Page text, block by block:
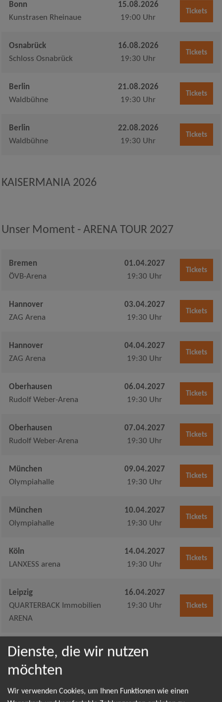
Bonn
Kunstrasen Rheinaue
15.08.2026
19:00 Uhr
Tickets
Osnabrück
Schloss Osnabrück
16.08.2026
19:30 Uhr
Tickets
Berlin
Waldbühne
21.08.2026
19:30 Uhr
Tickets
Berlin
Waldbühne
22.08.2026
19:30 Uhr
Tickets
KAISERMANIA 2026
Unser Moment - ARENA TOUR 2027
Bremen
ÖVB-Arena
01.04.2027
19:30 Uhr
Tickets
Hannover
ZAG Arena
03.04.2027
19:30 Uhr
Tickets
Hannover
ZAG Arena
04.04.2027
19:30 Uhr
Tickets
Oberhausen
Rudolf Weber-Arena
06.04.2027
19:30 Uhr
Tickets
Oberhausen
Rudolf Weber-Arena
07.04.2027
19:30 Uhr
Tickets
München
Olympiahalle
09.04.2027
19:30 Uhr
Tickets
München
Olympiahalle
10.04.2027
19:30 Uhr
Tickets
Köln
LANXESS arena
14.04.2027
19:30 Uhr
Tickets
Leipzig
QUARTERBACK Immobilien
ARENA
16.04.2027
19:30 Uhr
Tickets
Leipzig
QUARTERBACK Immobilien
ARENA
17.04.2027
Dienste, die wir nutzen
möchten
Wir verwenden Cookies, um Ihnen Funktionen wie einen